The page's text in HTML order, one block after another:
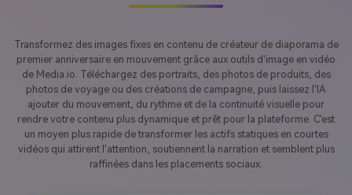
Transformez des images fixes en contenu de créateur de diaporama de
premier anniversaire en mouvement grâce aux outils d'image en vidéo
de Media.io. Téléchargez des portraits, des photos de produits, des
photos de voyage ou des créations de campagne, puis laissez l'IA
ajouter du mouvement, du rythme et de la continuité visuelle pour
rendre votre contenu plus dynamique et prêt pour la plateforme. C'est
un moyen plus rapide de transformer les actifs statiques en courtes
vidéos qui attirent l'attention, soutiennent la narration et semblent plus
raffinées dans les placements sociaux.